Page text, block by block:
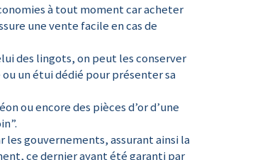
à tout moment car acheter
une vente facile en cas de
des lingots, on peut les conserver
un étui dédié pour présenter sa
ou encore des pièces d’or d’une
les gouvernements, assurant ainsi la
ce dernier ayant été garanti par